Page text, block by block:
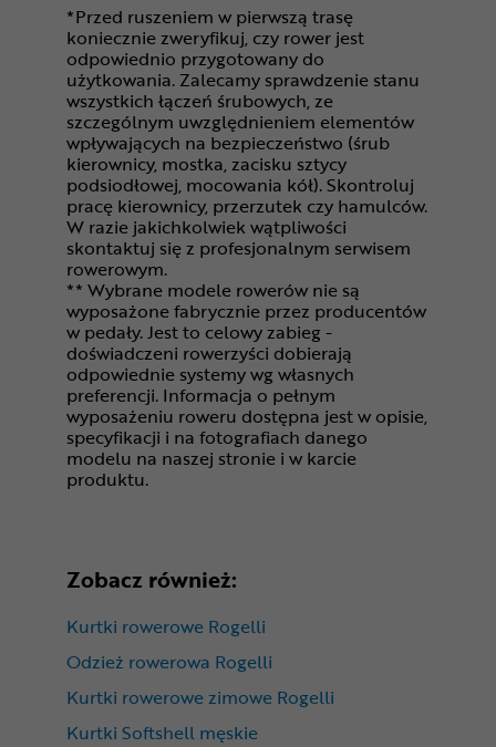
*Przed ruszeniem w pierwszą trasę
koniecznie zweryfikuj, czy rower jest
odpowiednio przygotowany do
użytkowania. Zalecamy sprawdzenie stanu
wszystkich łączeń śrubowych, ze
szczególnym uwzględnieniem elementów
wpływających na bezpieczeństwo (śrub
kierownicy, mostka, zacisku sztycy
podsiodłowej, mocowania kół). Skontroluj
pracę kierownicy, przerzutek czy hamulców.
W razie jakichkolwiek wątpliwości
skontaktuj się z profesjonalnym serwisem
rowerowym.
** Wybrane modele rowerów nie są
wyposażone fabrycznie przez producentów
w pedały. Jest to celowy zabieg -
doświadczeni rowerzyści dobierają
odpowiednie systemy wg własnych
preferencji. Informacja o pełnym
wyposażeniu roweru dostępna jest w opisie,
specyfikacji i na fotografiach danego
modelu na naszej stronie i w karcie
produktu.
Zobacz również:
Kurtki rowerowe Rogelli
Odzież rowerowa Rogelli
Kurtki rowerowe zimowe Rogelli
Kurtki Softshell męskie